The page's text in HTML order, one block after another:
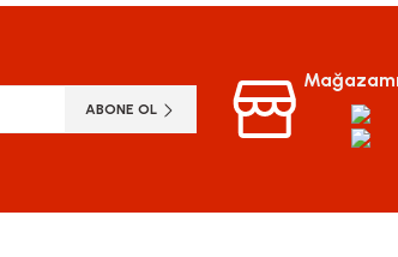
ABONE OL